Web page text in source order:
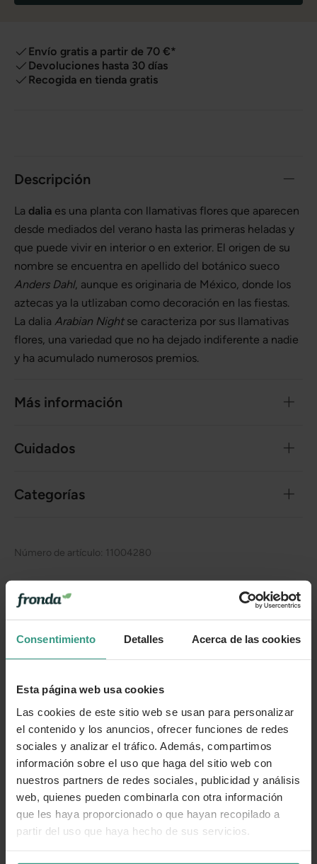
Consentimiento Detalles Acerca de las cookies
Esta página web usa cookies
Las cookies de este sitio web se usan para personalizar
el contenido y los anuncios, ofrecer funciones de redes
sociales y analizar el tráfico. Además, compartimos
información sobre el uso que haga del sitio web con
nuestros partners de redes sociales, publicidad y análisis
web, quienes pueden combinarla con otra información
que les haya proporcionado o que hayan recopilado a
partir del uso que haya hecho de sus servicios.
Envío gratis a partir de 70 €*
Devoluciones hasta 30 días
Recogida en tienda gratis
Descripción
La dalia es una planta con llamativas flores que aparecen
desde mediados del verano hasta las primeras heladas y
que puede vivir en interior o en exterior. El origen de su
nombre se encuentra en apellido del botánico sueco
Anders Dahl, aunque es originaria de México, donde los
aztecas ya la utlizaban como decoración en las fiestas.
La dalia Arabian Nightse caracteriza por sus llamativas
flores, una variedad que no ha dejado indiferente a nadie
y ha acumulado numerosos premios.
Más información
Cuidados
Categorías
Número de artículo: 11004280
¿Te ha resultado útil la información de este producto?
👍 Sí 😐 Más o menos 👎 No